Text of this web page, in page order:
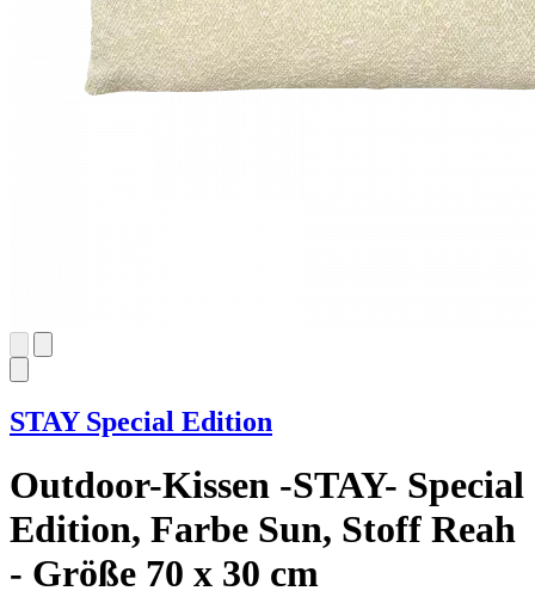
STAY Special Edition
Outdoor-Kissen -STAY- Special
Edition, Farbe Sun, Stoff Reah
- Größe 70 x 30 cm